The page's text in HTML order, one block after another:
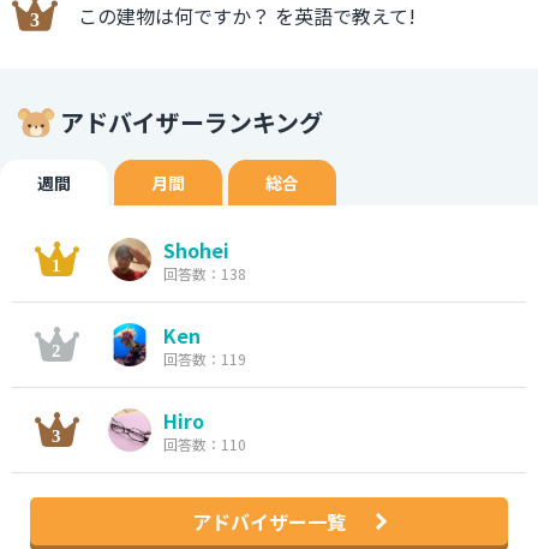
この建物は何ですか？ を英語で教えて!
アドバイザーランキング
週間 月間 総合
Shohei
回答数：138
Ken
回答数：119
Hiro
回答数：110
アドバイザー一覧